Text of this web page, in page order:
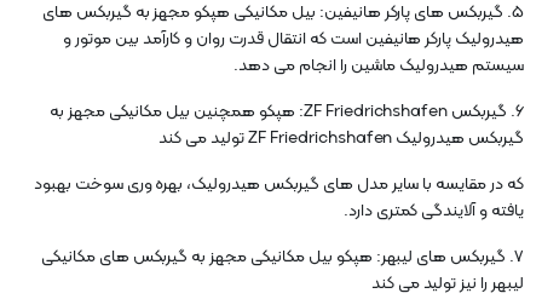
5. گیربکس های پارکر هانیفین: بیل مکانیکی هپکو مجهز به گیربکس های
هیدرولیک پارکر هانیفین است که انتقال قدرت روان و کارآمد بین موتور و
سیستم هیدرولیک ماشین را انجام می دهد.
6. گیربکس ZF Friedrichshafen: هپکو همچنین بیل مکانیکی مجهز به
گیربکس هیدرولیک ZF Friedrichshafen تولید می کند
که در مقایسه با سایر مدل های گیربکس هیدرولیک، بهره وری سوخت بهبود
یافته و آلایندگی کمتری دارد.
7. گیربکس های لیبهر: هپکو بیل مکانیکی مجهز به گیربکس های مکانیکی
لیبهر را نیز تولید می کند